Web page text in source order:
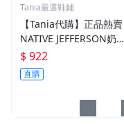
Tania嚴選鞋鋪
【Tania代購】正品熱賣
NATIVE JEFFERSON奶油
頭涼鞋沙灘洞洞鞋 情侶
鞋 限時特惠 M3~M10
$ 922
直購